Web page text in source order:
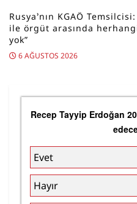
Rusya’nın KGAÖ
ile örgüt arasında
yok”
6 AĞUSTOS 2026
Recep Tayyip Erdoğan
Evet
Hayır